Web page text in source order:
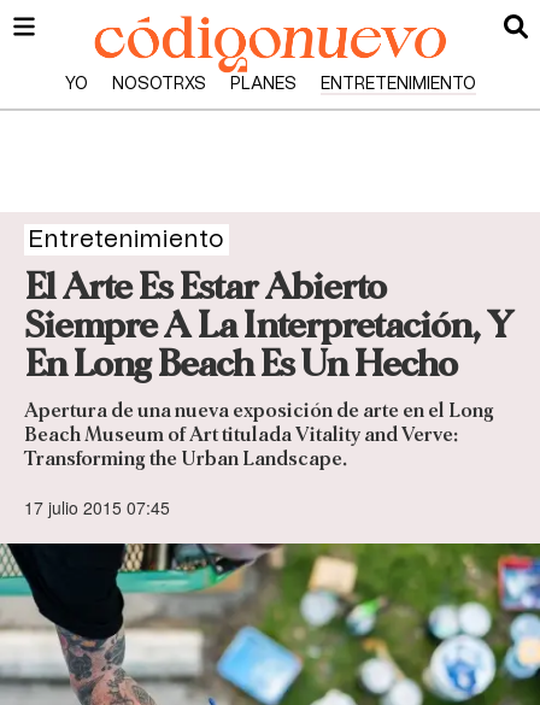
YO NOSOTRXS PLANES ENTRETENIMIENTO
Entretenimiento
El Arte Es Estar Abierto
Siempre A La Interpretación, Y
En Long Beach Es Un Hecho
Apertura de una nueva exposición de arte en el Long
Beach Museum of Art titulada Vitality and Verve:
Transforming the Urban Landscape.
17 julio 2015 07:45